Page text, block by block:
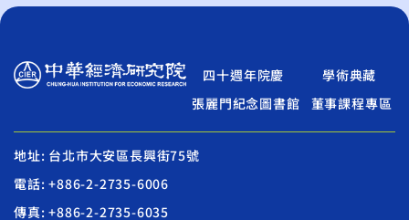
四十週年院慶
學術典藏
張麗門紀念圖書館
董事課程專區
地址: 台北市大安區長興街75號
電話: +886-2-2735-6006
傳真: +886-2-2735-6035